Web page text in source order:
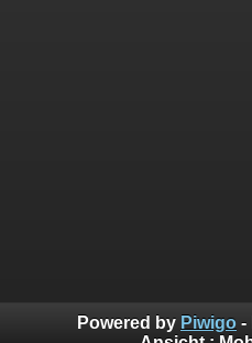
Powered by Piwigo -